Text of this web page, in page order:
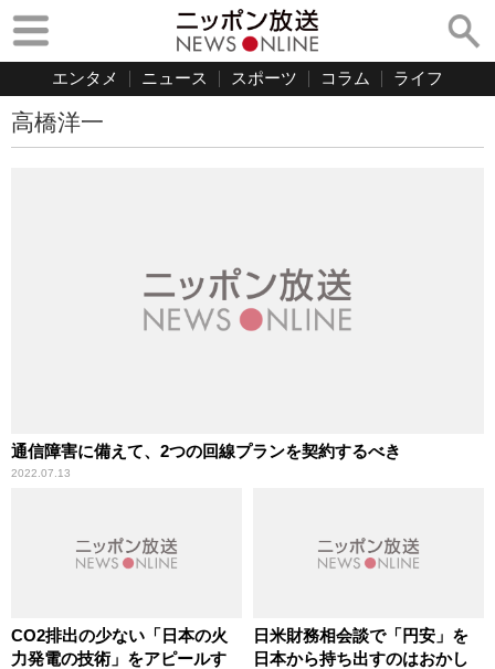
エンタメ ニュース スポーツ コラム ライフ
高橋洋一
通信障害に備えて、2つの回線プランを契約するべき
2022.07.13
CO2排出の少ない「日本の火
力発電の技術」をアピールす
日米財務相会談で「円安」を
日本から持ち出すのはおかし